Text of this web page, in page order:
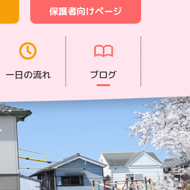
保護者向けページ
一日の流れ ブログ